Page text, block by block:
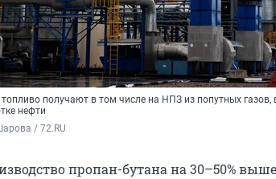
получают в том числе на НПЗ из попутных
нефти
/ 72.RU
пропан-бутана на 30–50%